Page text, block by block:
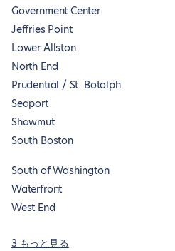
Government Center
Jeffries Point
Lower Allston
North End
Prudential / St. Botolph
Seaport
Shawmut
South Boston
South of Washington
Waterfront
West End
3 もっと見る